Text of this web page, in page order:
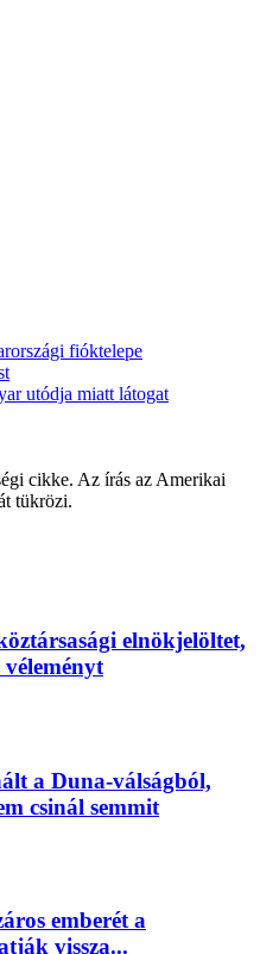
fióktelepe
utódja miatt látogat
cikke. Az írás az Amerikai
tükrözi.
elnökjelöltet,
a Duna-válságból,
csinál semmit
emberét a
vissza...